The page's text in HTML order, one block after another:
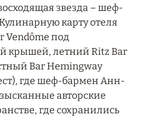
звезда – шеф-
карту отеля
Vendôme под
крышей, летний Ritz Bar
Bar Hemingway
где шеф-бармен Анн-
авторские
где сохранились